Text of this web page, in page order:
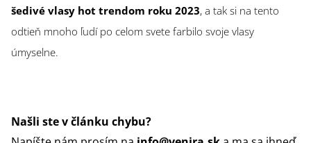
šedivé vlasy hot trendom roku 2023, a tak si na tento
odtieň mnoho ľudí po celom svete farbilo svoje vlasy
úmyselne.
Našli ste v článku chybu?